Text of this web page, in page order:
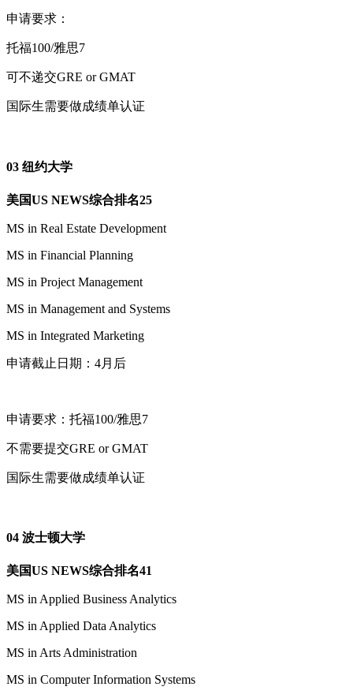
申请要求：
托福100/雅思7
可不递交GRE or GMAT
国际生需要做成绩单认证
03 纽约大学
美国US NEWS综合排名25
MS in Real Estate Development
MS in Financial Planning
MS in Project Management
MS in Management and Systems
MS in Integrated Marketing
申请截止日期：4月后
申请要求：托福100/雅思7
不需要提交GRE or GMAT
国际生需要做成绩单认证
04 波士顿大学
美国US NEWS综合排名41
MS in Applied Business Analytics
MS in Applied Data Analytics
MS in Arts Administration
MS in Computer Information Systems